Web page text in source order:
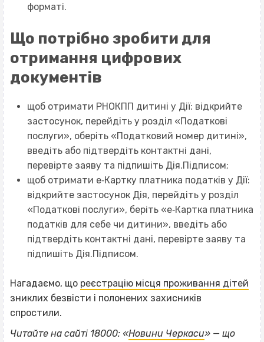
форматі.
Що потрібно зробити для
отримання цифрових
документів
щоб отримати РНОКПП дитині у Дії: відкрийте
застосунок, перейдіть у розділ «Податкові
послуги», оберіть «Податковий номер дитині»,
введіть або підтвердіть контактні дані,
перевірте заяву та підпишіть Дія.Підписом;
щоб отримати е‐Картку платника податків у Дії:
відкрийте застосунок Дія, перейдіть у розділ
«Податкові послуги», беріть «е‐Картка платника
податків для себе чи дитини», введіть або
підтвердіть контактні дані, перевірте заяву та
підпишіть Дія.Підписом.
Нагадаємо, що реєстрацію місця проживання дітей
зниклих безвісти і полонених захисників
спростили.
Читайте на сайті 18000: «Новини Черкаси» — що